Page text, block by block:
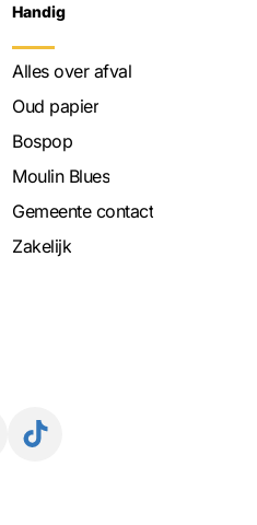
Handig
Alles over afval
Oud papier
Bospop
Moulin Blues
Gemeente contact
Zakelijk